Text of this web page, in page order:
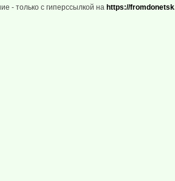
- только с гиперссылкой на https://